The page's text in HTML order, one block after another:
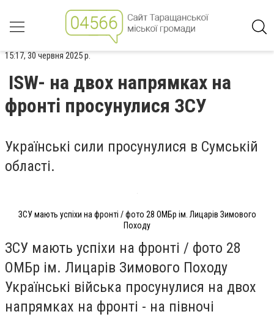
15:17, 30 червня 2025 р.
ISW- на двох напрямках на
фронті просунулися ЗСУ
Українські сили просунулися в Сумській
області.
ЗСУ мають успіхи на фронті / фото 28 ОМБр ім. Лицарів Зимового
Походу
ЗСУ мають успіхи на фронті / фото 28
ОМБр ім. Лицарів Зимового Походу
Українські війська просунулися на двох
напрямках на фронті - на півночі